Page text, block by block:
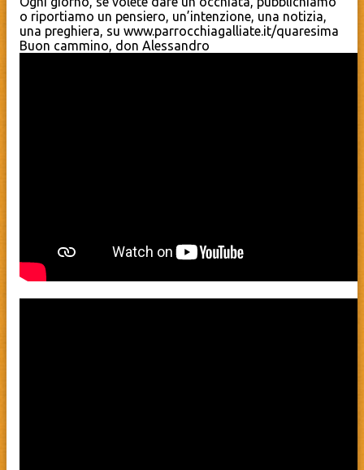
o riportiamo un pensiero, un’intenzione, una notizia,
una preghiera, su www.parrocchiagalliate.it/quaresima
Buon cammino, don Alessandro